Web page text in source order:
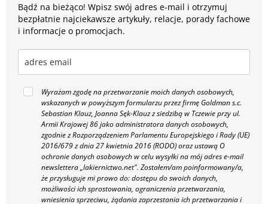
Bądź na bieżąco! Wpisz swój adres e-mail i otrzymuj
bezpłatnie najciekawsze artykuły, relacje, porady fachowe
i informacje o promocjach.
Wyrażam zgodę na przetwarzanie moich danych osobowych,
wskazanych w powyższym formularzu przez firmę Goldman s.c.
Sebastian Klauz, Joanna Sęk-Klauz z siedzibą w Tczewie przy ul.
Armii Krajowej 86 jako administratora danych osobowych,
zgodnie z Rozporządzeniem Parlamentu Europejskiego i Rady (UE)
2016/679 z dnia 27 kwietnia 2016 (RODO) oraz ustawą O
ochronie danych osobowych w celu wysyłki na mój adres e-mail
newslettera „lakiernictwo.net". Zostałem/am poinformowany/a,
że przysługuje mi prawo do: dostępu do swoich danych,
możliwości ich sprostowania, ograniczenia przetwarzania,
wniesienia sprzeciwu, żądania zaprzestania ich przetwarzania i